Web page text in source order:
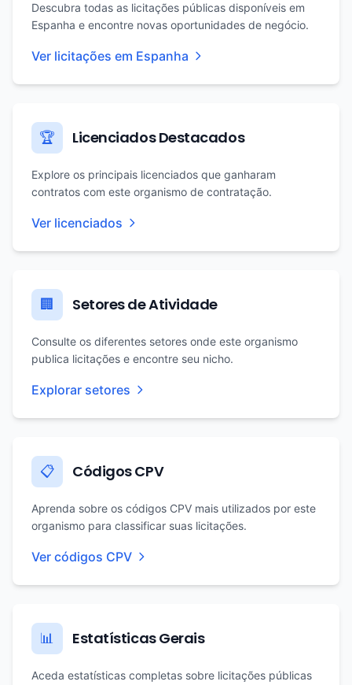
Descubra todas as licitações públicas disponíveis em
Espanha e encontre novas oportunidades de negócio.
Ver licitações em Espanha
🏆 Licenciados Destacados
Explore os principais licenciados que ganharam
contratos com este organismo de contratação.
Ver licenciados
🏢 Setores de Atividade
Consulte os diferentes setores onde este organismo
publica licitações e encontre seu nicho.
Explorar setores
📋 Códigos CPV
Aprenda sobre os códigos CPV mais utilizados por este
organismo para classificar suas licitações.
Ver códigos CPV
📊 Estatísticas Gerais
Aceda estatísticas completas sobre licitações públicas